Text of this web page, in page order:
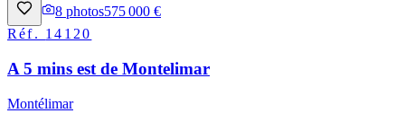
8 photos575 000 €
Réf. 14120
A 5 mins est de Montelimar
Montélimar